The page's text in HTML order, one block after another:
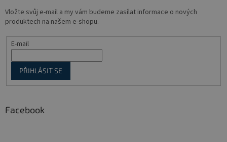
Vložte svůj e-mail a my vám budeme zasílat informace o nových
produktech na našem e-shopu.
E-mail
PŘIHLÁSIT SE
Facebook